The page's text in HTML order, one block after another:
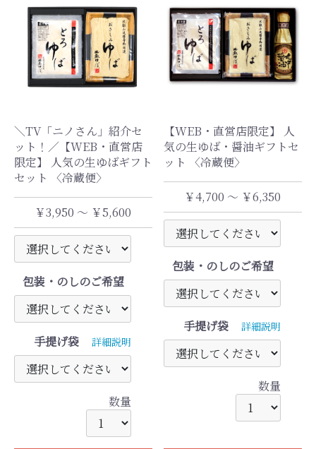
＼TV「ニノさん」紹介セ
ット！／【WEB・直営店
限定】 人気の生ゆばギフト
セット 〈冷蔵便〉
￥3,950 ～ ￥5,600
包装・のしのご希望
手提げ袋 詳細説明
数量
【WEB・直営店限定】 人
気の生ゆば・醤油ギフトセ
ット 〈冷蔵便〉
￥4,700 ～ ￥6,350
包装・のしのご希望
手提げ袋 詳細説明
数量